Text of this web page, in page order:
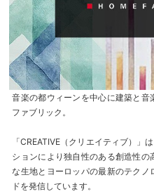
音楽の都ウィーンを中心に建築と
ファブリック。
「CREATIVE（クリエイティブ）」
ションにより独自性のある創造性
な生地とヨーロッパの最新のテク
ドを発信しています。